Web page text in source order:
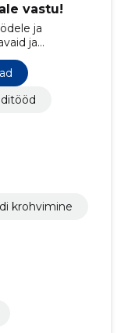
vastu!
ja
ja
kortermajadele
krohvimine